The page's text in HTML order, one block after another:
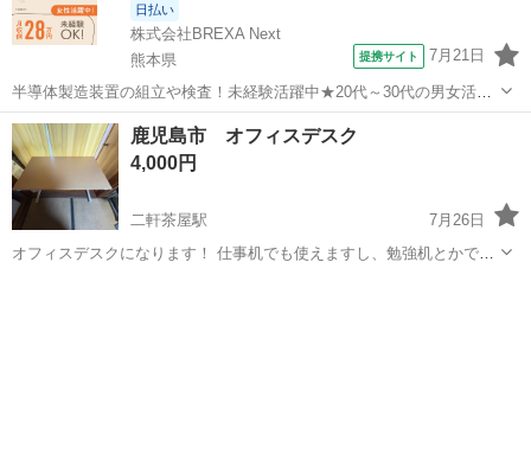
日払い
株式会社BREXA Next
熊本県
提携サイト 7月21日
半導体製造装置の組立や検査！未経験活躍中★20代～30代の男女活躍
中★ワンルーム寮完備！赴任旅費会社負担！マイカー通勤OK！無料駐
車場あり！正社員登用あり！《熊本県菊池郡大津町》 人気の工場のお
仕事 ◇半導体製造装置の組立...
熊本 その他
鹿児島市 オフィスデスク
4,000円
二軒茶屋駅
7月26日
オフィスデスクになります！ 仕事机でも使えますし、勉強机とかでも